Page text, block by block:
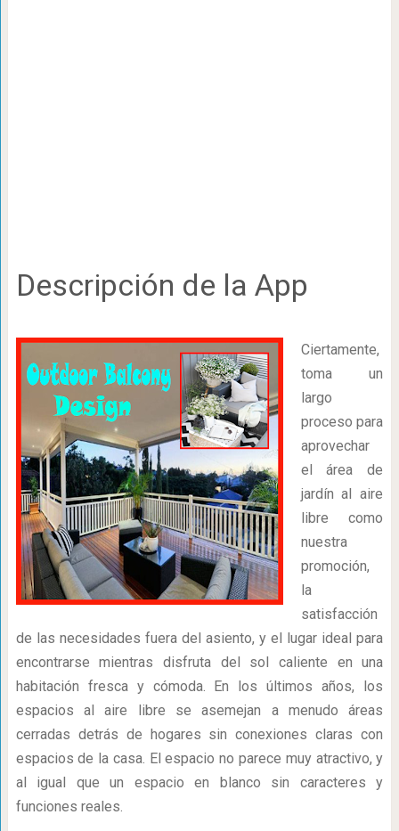
Descripción de la App
Ciertamente,
toma un
largo
proceso para
aprovechar
el área de
jardín al aire
libre como
nuestra
promoción,
la
satisfacción
de las necesidades fuera del asiento, y el lugar ideal para
encontrarse mientras disfruta del sol caliente en una
habitación fresca y cómoda. En los últimos años, los
espacios al aire libre se asemejan a menudo áreas
cerradas detrás de hogares sin conexiones claras con
espacios de la casa. El espacio no parece muy atractivo, y
al igual que un espacio en blanco sin caracteres y
funciones reales.